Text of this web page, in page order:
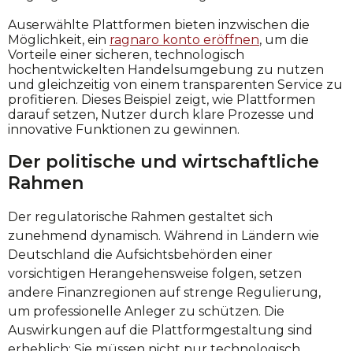
Auserwählte Plattformen bieten inzwischen die
Möglichkeit, ein ragnaro konto eröffnen, um die
Vorteile einer sicheren, technologisch
hochentwickelten Handelsumgebung zu nutzen
und gleichzeitig von einem transparenten Service zu
profitieren. Dieses Beispiel zeigt, wie Plattformen
darauf setzen, Nutzer durch klare Prozesse und
innovative Funktionen zu gewinnen.
Der politische und wirtschaftliche
Rahmen
Der regulatorische Rahmen gestaltet sich
zunehmend dynamisch. Während in Ländern wie
Deutschland die Aufsichtsbehörden einer
vorsichtigen Herangehensweise folgen, setzen
andere Finanzregionen auf strenge Regulierung,
um professionelle Anleger zu schützen. Die
Auswirkungen auf die Plattformgestaltung sind